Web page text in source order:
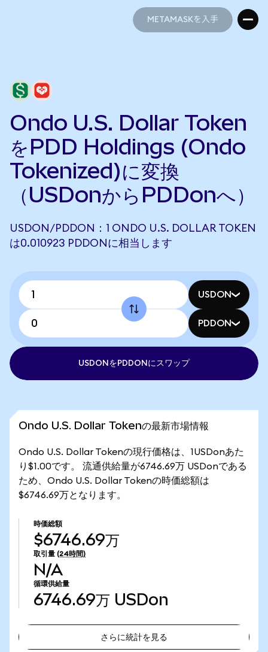
METAMASKを入手
Ondo U.S. Dollar Token
をPDD Holdings (Ondo
Tokenized)に変換
（USDonからPDDonへ）
USDON/PDDON：1 ONDO U.S. DOLLAR TOKEN
は0.010923 PDDONに相当します
USDON
PDDON
USDONをPDDONにスワップ
Ondo U.S. Dollar Tokenの最新市場情報
Ondo U.S. Dollar Tokenの現行価格は、1USDonあた
り$1.00です。 流通供給量が6746.69万 USDonである
ため、Ondo U.S. Dollar Tokenの時価総額は
$6746.69万となります。
時価総額
$6746.69万
取引量 (24時間)
N/A
循環供給量
6746.69万 USDon
さらに統計を見る